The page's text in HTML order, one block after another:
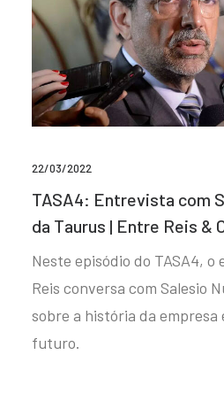
22/03/2022
TASA4: Entrevista com
da Taurus | Entre Reis &
Neste episódio do TASA4,
Reis conversa com Salesio
sobre a história da empresa
futuro.